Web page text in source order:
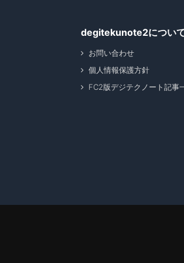
degitekunote2につい
お問い合わせ
個人情報保護方針
FC2版デジテクノート記事